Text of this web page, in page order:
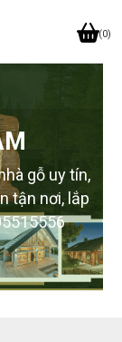
(0)
gỗ uy tín,
tận nơi, lắp
0905515556